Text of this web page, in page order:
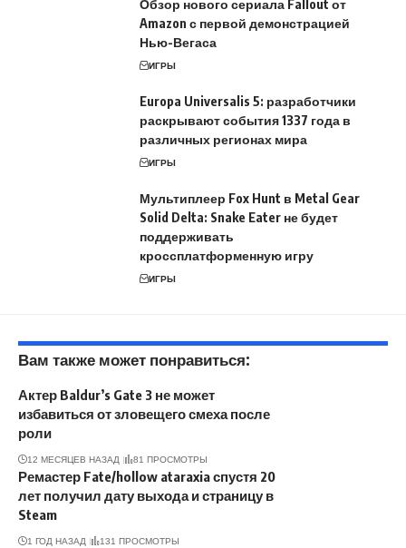
Обзор нового сериала Fallout от
Amazon с первой демонстрацией
Нью-Вегаса
ИГРЫ
Europa Universalis 5: разработчики
раскрывают события 1337 года в
различных регионах мира
ИГРЫ
Мультиплеер Fox Hunt в Metal Gear
Solid Delta: Snake Eater не будет
поддерживать
кроссплатформенную игру
ИГРЫ
Вам также может понравиться:
Актер Baldur’s Gate 3 не может
избавиться от зловещего смеха после
роли
12 МЕСЯЦЕВ НАЗАД 81 ПРОСМОТРЫ
Ремастер Fate/hollow ataraxia спустя 20
лет получил дату выхода и страницу в
Steam
1 ГОД НАЗАД 131 ПРОСМОТРЫ